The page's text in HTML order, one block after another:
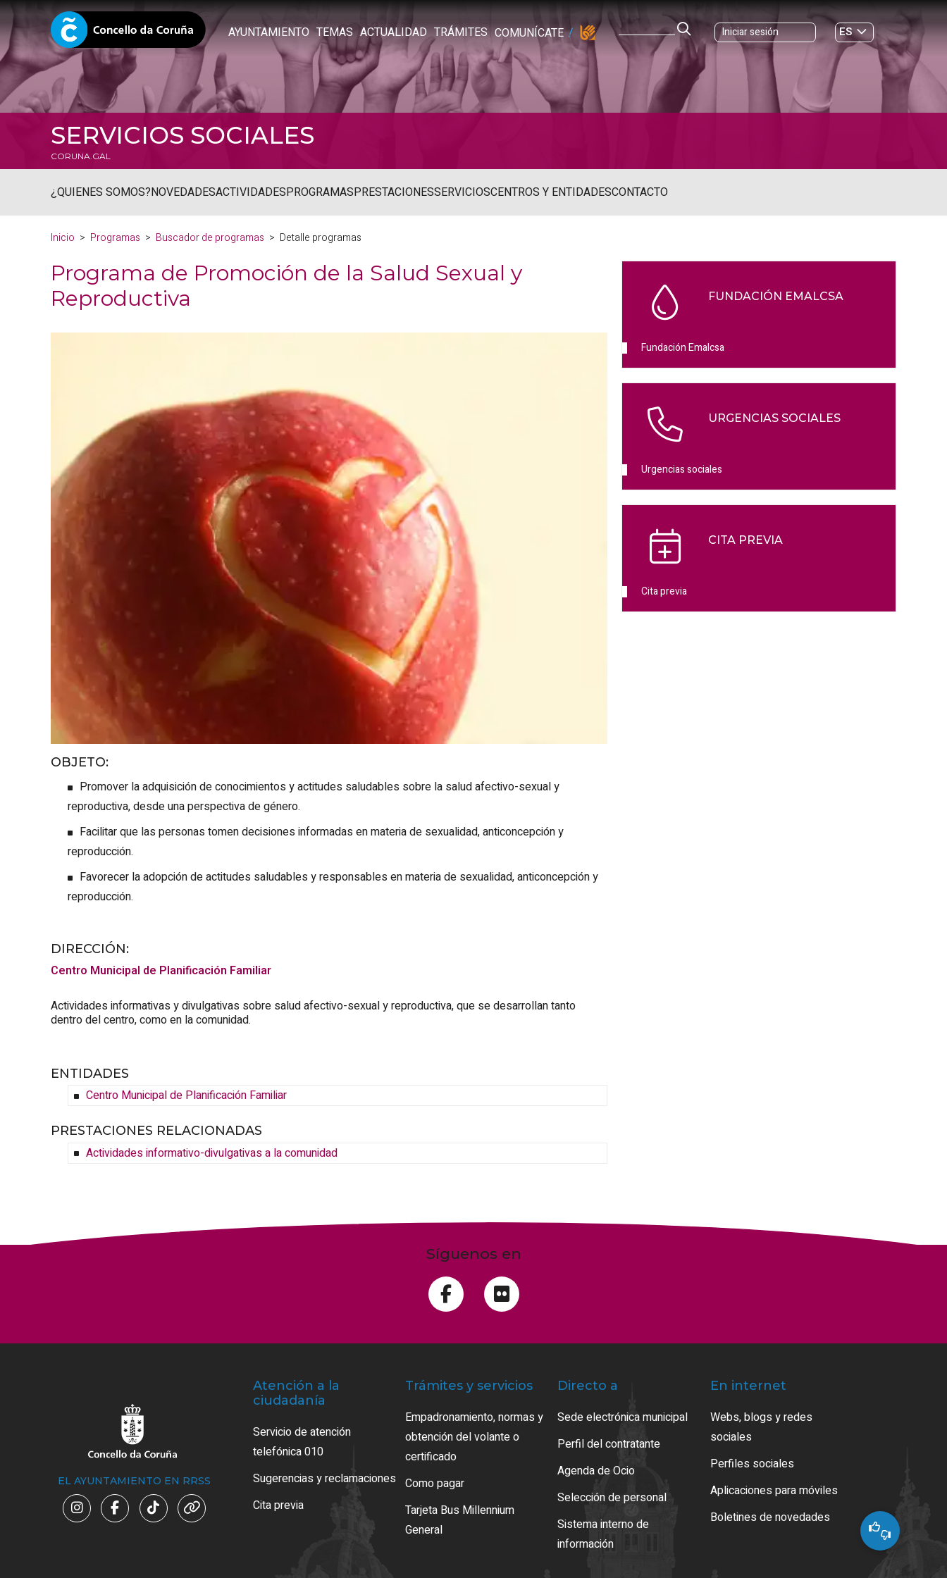
AYUNTAMIENTO TEMAS ACTUALIDAD TRÁMITES COMUNÍCATE Iniciar sesión
ES
GL
SERVICIOS SOCIALES
CORUNA.GAL
¿QUIENES SOMOS?NOVEDADESACTIVIDADESPROGRAMASPRESTACIONESSERVICIOSCENTROS Y ENTIDADESCONTACTO
Inicio Programas Buscador de programas Detalle programas
Programa de Promoción de la Salud Sexual y
Reproductiva
OBJETO:
Promover la adquisición de conocimientos y actitudes saludables sobre la salud afectivo-sexual y
reproductiva, desde una perspectiva de género.
Facilitar que las personas tomen decisiones informadas en materia de sexualidad, anticoncepción y
reproducción.
Favorecer la adopción de actitudes saludables y responsables en materia de sexualidad, anticoncepción y
reproducción.
DIRECCIÓN:
Centro Municipal de Planificación Familiar
Actividades informativas y divulgativas sobre salud afectivo-sexual y reproductiva, que se desarrollan tanto
dentro del centro, como en la comunidad.
ENTIDADES
Centro Municipal de Planificación Familiar
PRESTACIONES RELACIONADAS
Actividades informativo-divulgativas a la comunidad
FUNDACIÓN EMALCSA
Fundación Emalcsa
URGENCIAS SOCIALES
Urgencias sociales
CITA PREVIA
Cita previa
Síguenos en
EL AYUNTAMIENTO EN RRSS
Atención a la
ciudadanía
Servicio de atención
telefónica 010
Sugerencias y reclamaciones
Cita previa
Trámites y servicios
Empadronamiento, normas y
obtención del volante o
certificado
Como pagar
Tarjeta Bus Millennium
General
Directo a
Sede electrónica municipal
Perfil del contratante
Agenda de Ocio
Selección de personal
Sistema interno de
información
En internet
Webs, blogs y redes
sociales
Perfiles sociales
Aplicaciones para móviles
Boletines de novedades